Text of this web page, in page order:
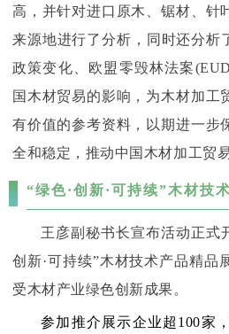
高，并针对进口原木、锯材、针
来源地进行了分析，同时还分析
政策变化、欧盟零毁林法案
国木材贸易的影响，为木材加工
有价值的参考资料，以期进一步
全和稳定，推动中国木材加工贸
“绿色·创新·可持续”木材技
王彦副秘书长宣布活动正式
创新·可持续”木材技术产品精品
受木材产业绿色创新成果。
参加推介展示企业超100家